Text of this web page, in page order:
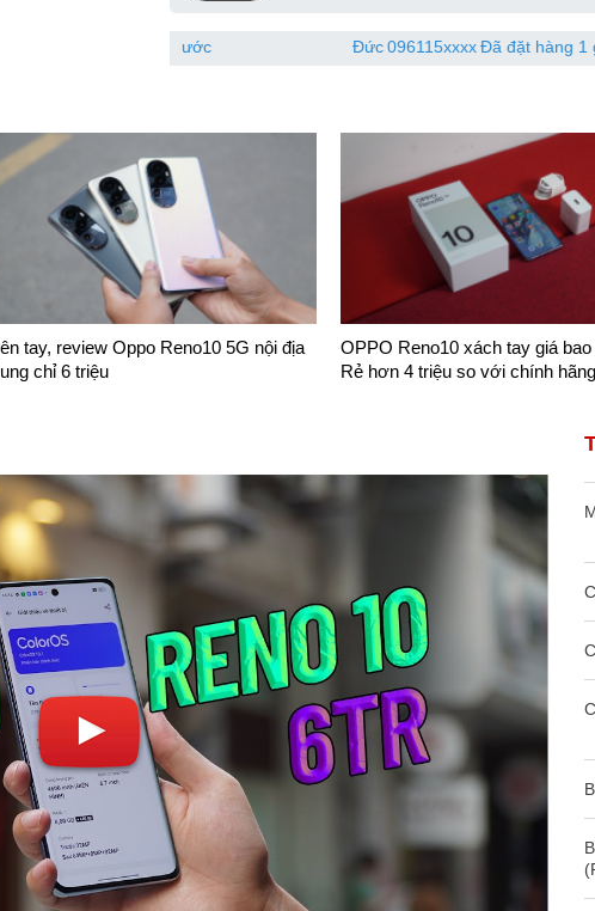
Đã đặt hàng 1 giờ trước
tay, review Oppo Reno10 5G nội địa
chỉ 6 triệu
OPPO Reno10 xách tay giá bao
Rẻ hơn 4 triệu so với chính